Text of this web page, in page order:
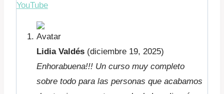
YouTube
Lidia Valdés (diciembre 19, 2025)
Enhorabuena!!! Un curso muy completo
sobre todo para las personas que acabamos